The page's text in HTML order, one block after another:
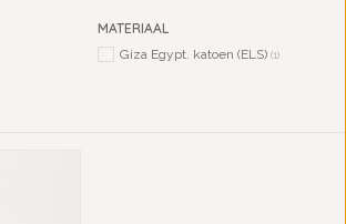
MATERIAAL
Giza Egypt. katoen (ELS) (1)